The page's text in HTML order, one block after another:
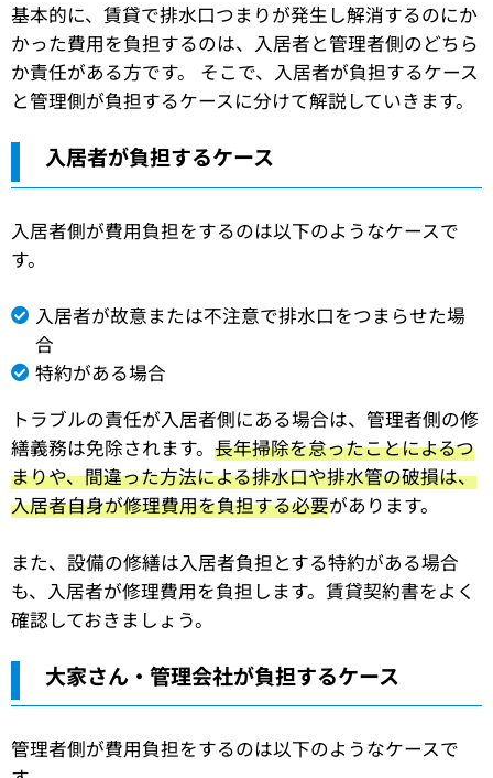
基本的に、賃貸で排水口つまりが発生し解消するのにか
かった費用を負担するのは、入居者と管理者側のどちら
か責任がある方です。 そこで、入居者が負担するケース
と管理側が負担するケースに分けて解説していきます。
入居者が負担するケース
入居者側が費用負担をするのは以下のようなケースで
す。
入居者が故意または不注意で排水口をつまらせた場
合
特約がある場合
トラブルの責任が入居者側にある場合は、管理者側の修
繕義務は免除されます。 長年掃除を怠ったことによるつ
まりや、間違った方法による排水口や排水管の破損は、
入居者自身が修理費用を負担する必要があります。
また、設備の修繕は入居者負担とする特約がある場合
も、入居者が修理費用を負担します。賃貸契約書をよく
確認しておきましょう。
大家さん・管理会社が負担するケース
管理者側が費用負担をするのは以下のようなケースで